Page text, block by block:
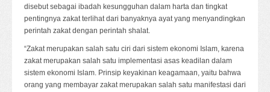
disebut sebagai ibadah kesungguhan dalam harta dan tingkat
pentingnya zakat terlihat dari banyaknya ayat yang menyandingkan
perintah zakat dengan perintah shalat.
“Zakat merupakan salah satu ciri dari sistem ekonomi Islam, karena
zakat merupakan salah satu implementasi asas keadilan dalam
sistem ekonomi Islam. Prinsip keyakinan keagamaan, yaitu bahwa
orang yang membayar zakat merupakan salah satu manifestasi dari